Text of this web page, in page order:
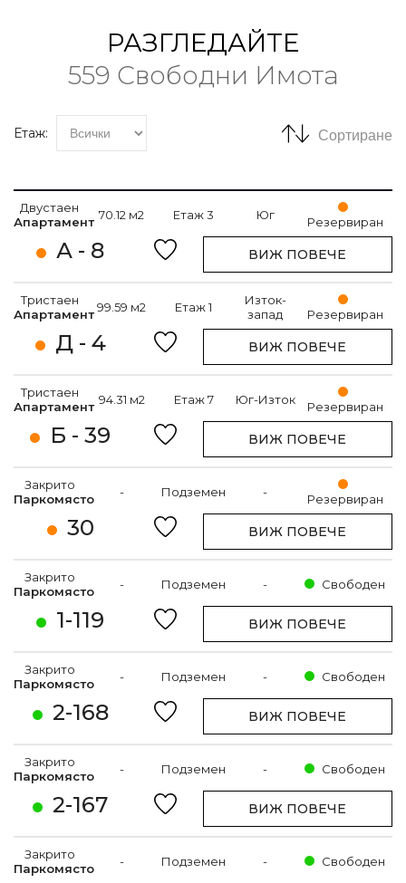
РАЗГЛЕДАЙТЕ
559 Свободни Имота
Етаж: Сортиране
А - 8
Двустаен
Апартамент 70.12 м2 Етаж 3 Юг Резервиран
ВИЖ ПОВЕЧЕ
Д - 4
Тристаен
Апартамент99.59 м2 Етаж 1
Изток-
запад
Резервиран
ВИЖ ПОВЕЧЕ
Б - 39
Тристаен
Апартамент 94.31 м2 Етаж 7 Юг-Изток Резервиран
ВИЖ ПОВЕЧЕ
30
Закрито
Паркомясто
- Подземен - Резервиран
ВИЖ ПОВЕЧЕ
1-119
Закрито
Паркомясто
- Подземен - Свободен
ВИЖ ПОВЕЧЕ
2-168
Закрито
Паркомясто
- Подземен - Свободен
ВИЖ ПОВЕЧЕ
2-167
Закрито
Паркомясто
- Подземен - Свободен
ВИЖ ПОВЕЧЕ
Закрито
Паркомясто
- Подземен - Свободен